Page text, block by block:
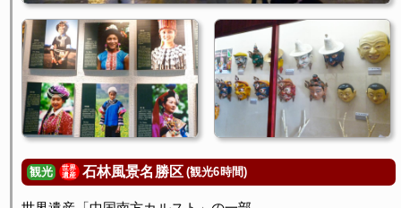
観光
世界
遺産
石林風景名勝区 (観光6時間)